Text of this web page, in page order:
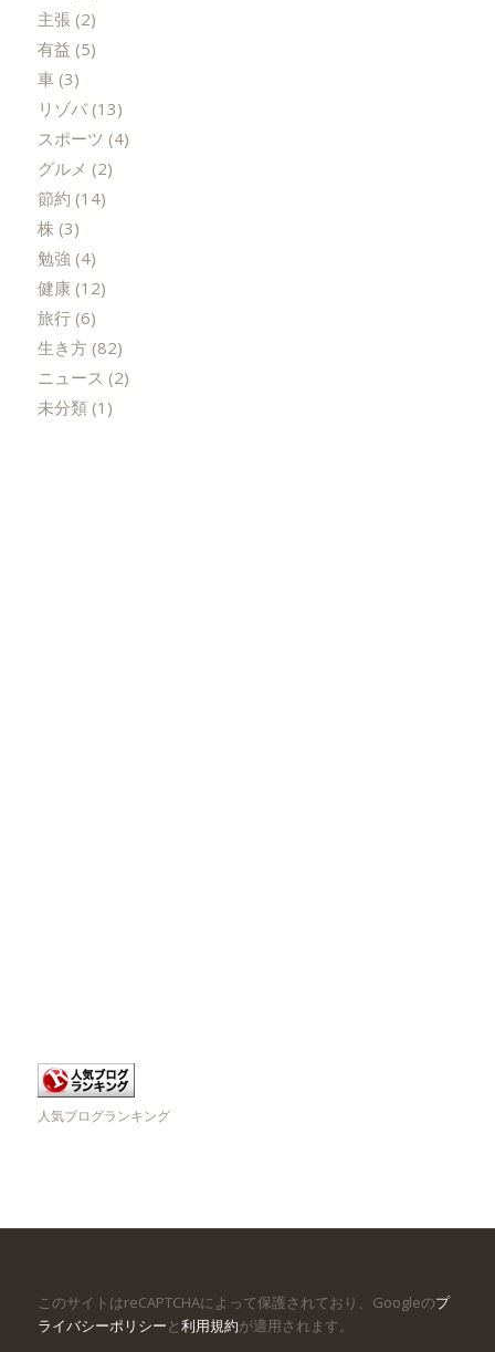
主張 (2)
有益 (5)
車(3)
リゾバ(13)
スポーツ (4)
グルメ (2)
節約 (14)
株(3)
勉強 (4)
健康 (12)
旅行(6)
生き方(82)
ニュース (2)
未分類(1)
人気ブログランキング
このサイトはreCAPTCHAによって保護されており、Googleのプ
ライバシーポリシーと利用規約が適用されます。